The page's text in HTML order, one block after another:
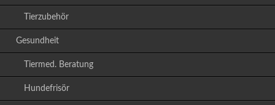
Tierzubehör
Gesundheit
Tiermed. Beratung
Hundefrisör